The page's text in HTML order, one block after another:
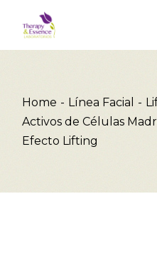
Home Línea Facial
Activos de Células
Efecto Lifting